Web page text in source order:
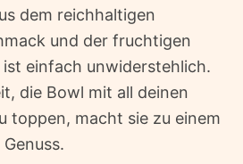
dem reichhaltigen
und der fruchtigen
einfach unwiderstehlich.
die Bowl mit all deinen
toppen, macht sie zu einem